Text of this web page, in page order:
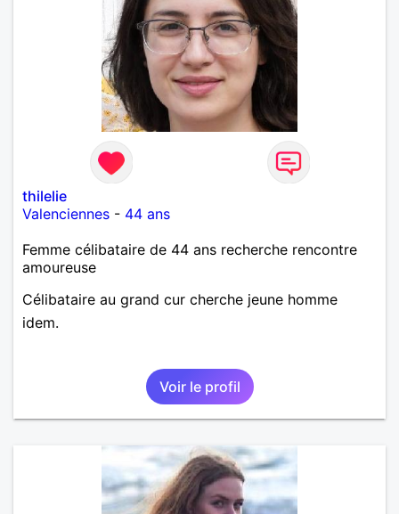
thilelie
Valenciennes - 44 ans
Femme célibataire de 44 ans recherche rencontre
amoureuse
Célibataire au grand cur cherche jeune homme
idem.
Voir le profil